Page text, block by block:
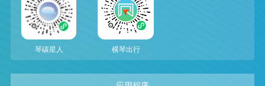
琴碳星人 横琴出行